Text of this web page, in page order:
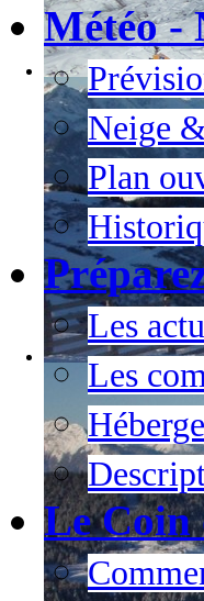
Météo -
Neige
Plan
Les
Les
Le Coin